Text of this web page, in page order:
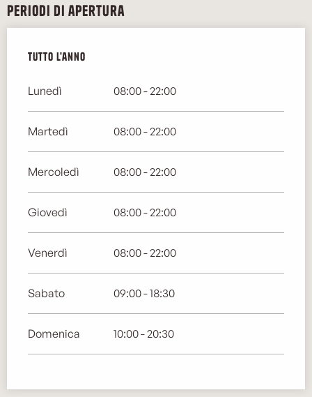
Periodi di apertura
Tutto l'anno
Tutto l'anno
Lunedì 08:00 - 22:00
Martedì 08:00 - 22:00
Mercoledì 08:00 - 22:00
Giovedì 08:00 - 22:00
Venerdì 08:00 - 22:00
Sabato 09:00 - 18:30
Domenica 10:00 - 20:30